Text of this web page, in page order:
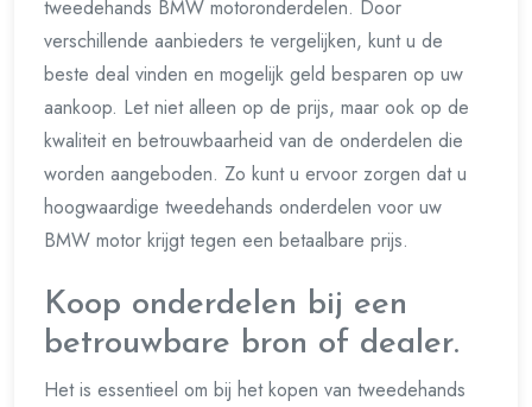
tweedehands BMW motoronderdelen. Door
verschillende aanbieders te vergelijken, kunt u de
beste deal vinden en mogelijk geld besparen op uw
aankoop. Let niet alleen op de prijs, maar ook op de
kwaliteit en betrouwbaarheid van de onderdelen die
worden aangeboden. Zo kunt u ervoor zorgen dat u
hoogwaardige tweedehands onderdelen voor uw
BMW motor krijgt tegen een betaalbare prijs.
Koop onderdelen bij een
betrouwbare bron of dealer.
Het is essentieel om bij het kopen van tweedehands